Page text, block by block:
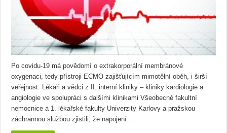
Po covidu-19 má povědomí o extrakorporální membránové
oxygenaci, tedy přístroji ECMO zajišťujícím mimotělní oběh, i širší
veřejnost. Lékaři a vědci z II. interní kliniky – kliniky kardiologie a
angiologie ve spolupráci s dalšími klinikami Všeobecné fakultní
nemocnice a 1. lékařské fakulty Univerzity Karlovy a pražskou
záchrannou službou zjistili, že napojení …